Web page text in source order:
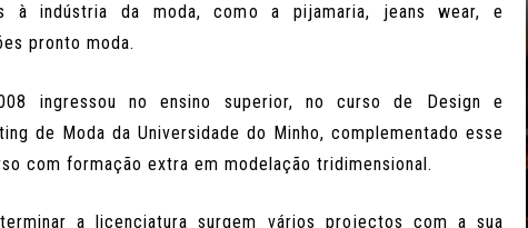
à indústria da moda, como a pijamaria, jeans wear, e
pronto moda.
ingressou no ensino superior, no curso de Design e
de Moda da Universidade do Minho, complementado esse
com formação extra em modelação tridimensional.
a licenciatura surgem vários projectos com a sua